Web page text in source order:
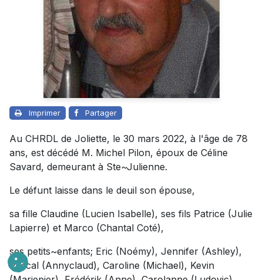
Imprimer Partager
Au CHRDL de Joliette, le 30 mars 2022, à l'âge de 78
ans, est décédé M. Michel Pilon, époux de Céline
Savard, demeurant à Ste~Julienne.
Le défunt laisse dans le deuil son épouse,
sa fille Claudine (Lucien Isabelle), ses fils Patrice (Julie
Lapierre) et Marco (Chantal Coté),
ses petits~enfants; Eric (Noémy), Jennifer (Ashley),
Pascal (Annyclaud), Caroline (Michael), Kevin